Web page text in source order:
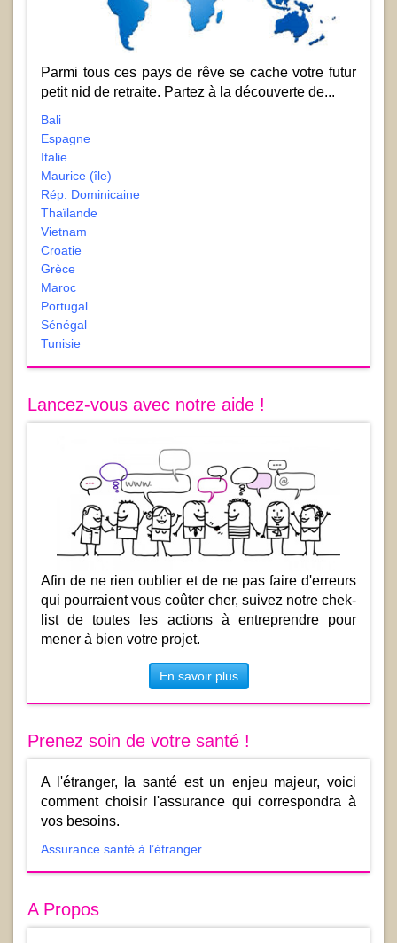
Prenez soin de votre santé !
A l'étranger, la santé est un enjeu majeur, voici
comment choisir l'assurance qui correspondra à
vos besoins.
Assurance santé à l’étranger
Parmi tous ces pays de rêve se cache votre futur
petit nid de retraite. Partez à la découverte de...
Bali
Espagne
Italie
Maurice (île)
Rép. Dominicaine
Thaïlande
Vietnam
Croatie
Grèce
Maroc
Portugal
Sénégal
Tunisie
Lancez-vous avec notre aide !
Afin de ne rien oublier et de ne pas faire d'erreurs
qui pourraient vous coûter cher, suivez notre chek-
list de toutes les actions à entreprendre pour
mener à bien votre projet.
En savoir plus
A Propos